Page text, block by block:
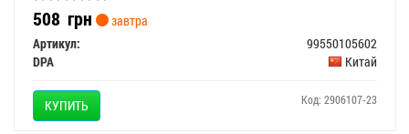
508 грн
завтра
Артикул:
99550105602
DPA
Китай
КУПИТЬ Код: 2906107-23